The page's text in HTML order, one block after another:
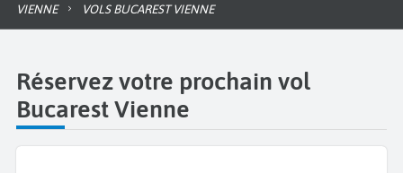
VIENNE VOLS BUCAREST VIENNE
Réservez votre prochain vol
Bucarest Vienne